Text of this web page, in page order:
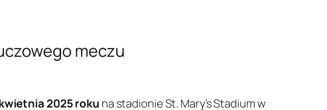
meczu
2025 rokuna stadionie St. Mary’s Stadium w